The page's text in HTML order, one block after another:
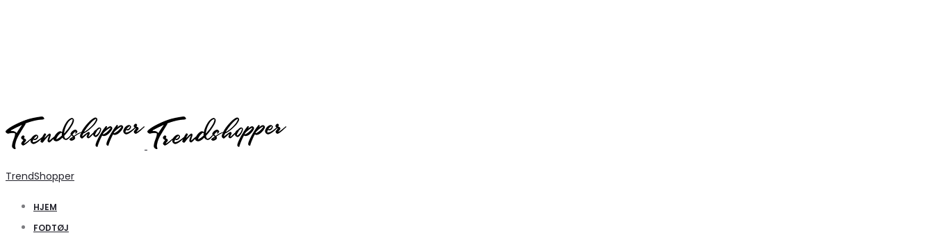
TrendShopper
HJEM
FODTØJ